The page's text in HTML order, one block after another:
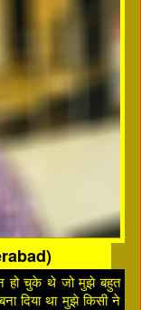
हो चुके थे जो मुझे बहुत
दिया था मुझे किसी ने